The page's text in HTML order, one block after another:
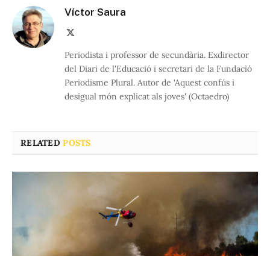
Víctor Saura
Periodista i professor de secundària. Exdirector
del Diari de l'Educació i secretari de la Fundació
Periodisme Plural. Autor de 'Aquest confús i
desigual món explicat als joves' (Octaedro)
RELATEDPOSTS